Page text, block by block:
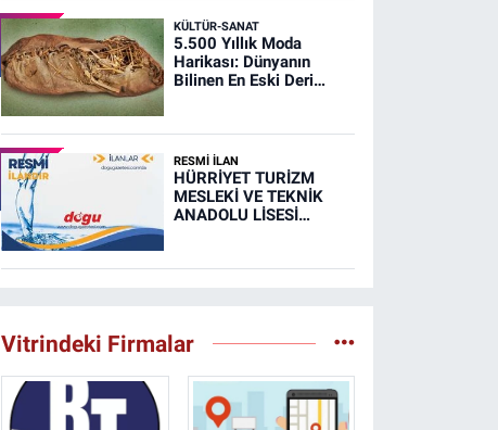
KÜLTÜR-SANAT
5.500 Yıllık Moda
Harikası: Dünyanın
Bilinen En Eski Deri
RESMİ İLAN
HÜRRİYET TURİZM
MESLEKİ VE TEKNİK
ANADOLU LİSESİ
YEMEKHANELERİNİN
Vitrindeki Firmalar